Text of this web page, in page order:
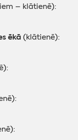
– klātienē):
ēkā(klātienē):